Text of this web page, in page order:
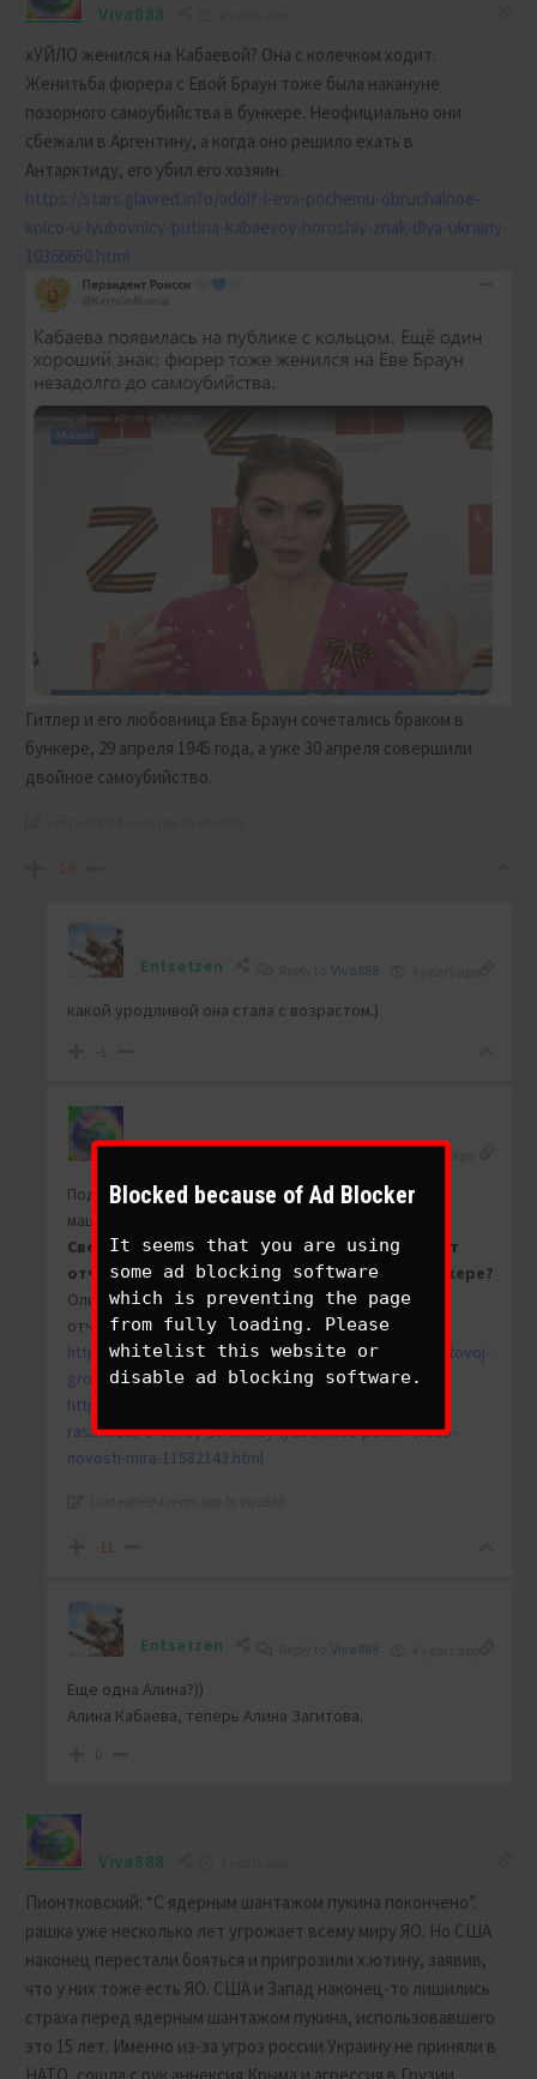
Blocked because of Ad Blocker
It seems that you are using
some ad blocking software
which is preventing the page
from fully loading. Please
whitelist this website or
disable ad blocking software.
Viva888
хУЙЛО женился на Кабаевой? Она с колечком ходит.
Женитьба фюрера с Евой Браун тоже была накануне
позорного самоубийства в бункере. Неофициально они
сбежали в Аргентину, а когда оно решило ехать в
Антарктиду, его убил его хозяин.
https://stars.glavred.info/adolf-i-eva-pochemu-obruchalnoe-
kolco-u-lyubovnicy-putina-kabaevoy-horoshiy-znak-dlya-ukrainy-
10366650.html
Гитлер и его любовница Ева Браун сочетались браком в
бункере, 29 апреля 1945 года, а уже 30 апреля совершили
двойное самоубийство.
-16
Entsetzen Reply toViva888
какой уродливой она стала с возрастом.)
-1
Viva888
Под стать пуйлу, как-будто с одной аватарской
машинки вылезли.
Свежая новость, свежую любовницу пути хотят
отчислить. Зачем деду эта журналистка в бункере?
Олимпийской чемпионке Алине Загитовой грозит
отчисление из вуза за прогулы и неуспеваемость..
https://www.kp.ru/sports/figurnoe-katanie/aline-zagitovoj-
grozit-otchislenie-iz-vuza/
https://www.unian.net/world/sekretnye-materialy-
rasskazali-o-novoy-19-letney-lyubovnice-putina-video-
novosti-mira-11582143.html
-11
Entsetzen Reply toViva888
Еще одна Алина?))
Алина Кабаева, теперь Алина Загитова.
Viva888
Пионтковский: “С ядерным шантажом пукина покончено”.
рашка уже несколько лет угрожает всему миру ЯО. Но США
наконец перестали бояться и пригрозили х.ютину, заявив,
что у них тоже есть ЯО. США и Запад наконец-то лишились
страха перед ядерным шантажом пукина, использовавшего
это 15 лет. Именно из-за угроз россии Украину не приняли в